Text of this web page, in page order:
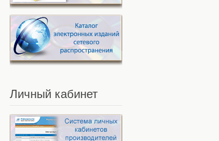
Личный кабинет